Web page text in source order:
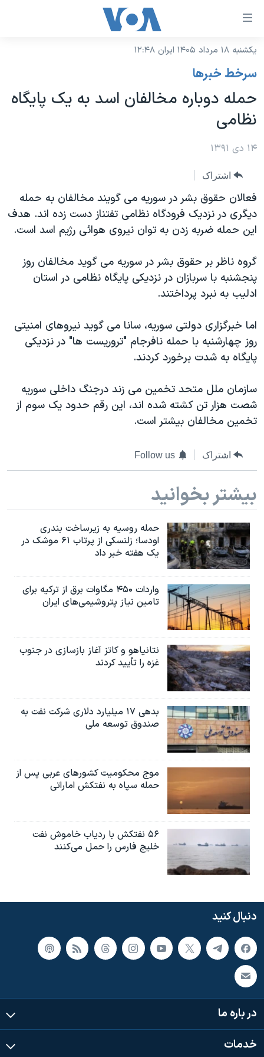
لینکهای
دسترسی
جهش
محتوای
اصلی
به
اصلی
جهش
به
جستجو
نسخه سبک وب‌سایت
موضوع ها
ایران
آمریکا
جهان
گزیده‌ها
ویژه برنامه‌ها
فرهنگ و زندگی
حقوق شهروندی
اقتصادی
علم و فناوری
اسرائیل در جنگ
آرشیو پخش زنده
برنامه های تلویزیونی
جدول برنامه ها
صفحه‌های ویژه
عملیات خشم حماسی
۲۵۰سالگی آمریکا
مستندها
انتخابات ریاست جمهوری آمریکا ۲۰۲۴
حمله جمهوری اسلامی به اسرائیل
رمز مهسا
ورزش زنان در ایران
مجموعه مستندهای دادخواهی
تریبونال مردمی آبان ۹۸
قانون شفافیت دارائی کادر رهبری ایران
اعتراضات مردمی آبان ۹۸
اسرائیل در جنگ
نرگس محمدی برنده جایزه نوبل صلح
صفحه‌های ویژه
سفر پرزیدنت ترامپ به چین
فرکانس‌های صدای آمریکا
پخش رادیویی
دنبال کنید
زبانهای مختلف
یکشنبه ۱۸ مرداد ۱۴۰۵ ایران ۱۲:۴۸
سرخط خبرها
حمله دوباره مخالفان اسد به یک پایگاه
نظامی
۱۴ دی ۱۳۹۱
اشتراک
فعالان حقوق بشر در سوریه می گویند مخالفان به حمله
دیگری در نزدیک فرودگاه نظامی تفتناز دست زده اند. هدف
این حمله ضربه زدن به توان نیروی هوائی رژیم اسد است.
گروه ناظر بر حقوق بشر در سوریه می گوید مخالفان روز
پنجشنبه با سربازان در نزدیکی پایگاه نظامی در استان
ادلیب به نبرد پرداختند.
اما خبرگزاری دولتی سوریه، سانا می گوید نیروهای امنیتی
روز چهارشنبه با حمله نافرجام "تروریست ها" در نزدیکی
پایگاه به شدت برخورد کردند.
سازمان ملل متحد تخمین می زند درجنگ داخلی سوریه
شصت هزار تن کشته شده اند، این رقم حدود یک سوم از
تخمین مخالفان بیشتر است.
اشتراک Follow us
بیشتر بخوانید
حمله روسیه به زیرساخت بندری
اودسا؛ زلنسکی از پرتاب ۶۱ موشک در
یک هفته خبر داد
واردات ۴۵۰ مگاوات برق از ترکیه برای
تامین نیاز پتروشیمی‌های ایران
نتانیاهو و کاتز آغاز بازسازی در جنوب
غزه را تأیید کردند
بدهی ۱۷ میلیارد دلاری شرکت نفت به
صندوق توسعه ملی
موج محکومیت کشورهای عربی پس از
حمله سپاه به نفتکش اماراتی
۵۶ نفتکش با ردیاب خاموش نفت
خلیج فارس را حمل می‌کنند
دنبال کنید
در باره ما
خدمات